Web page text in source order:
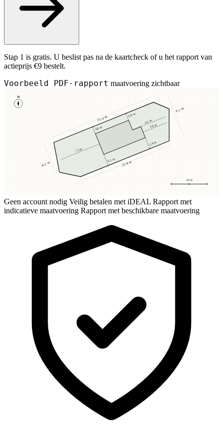
Stap 1 is gratis. U beslist pas na de kaartcheck of u het rapport van
actieprijs €9 bestelt.
Voorbeeld PDF-rapport maatvoering zichtbaar
N
10 m
3,8 m
3,8 m
5,1 m
2,9 m
7,2 m
3,4 m
4,1 m
25,4 m
23,8 m
8,2 m
9,1 m
Geen account nodig Veilig betalen met iDEAL Rapport met
indicatieve maatvoering Rapport met beschikbare maatvoering